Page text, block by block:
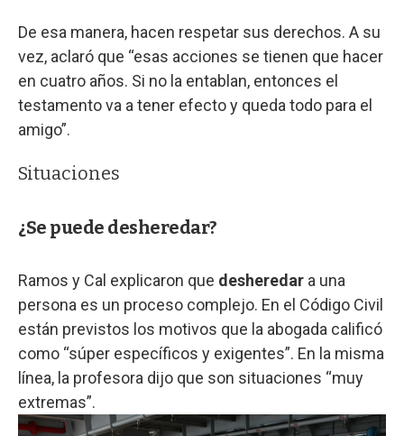
De esa manera, hacen respetar sus derechos. A su
vez, aclaró que “esas acciones se tienen que hacer
en cuatro años. Si no la entablan, entonces el
testamento va a tener efecto y queda todo para el
amigo”.
Situaciones
¿Se puede desheredar?
Ramos y Cal explicaron que desheredar a una
persona es un proceso complejo. En el Código Civil
están previstos los motivos que la abogada calificó
como “súper específicos y exigentes”. En la misma
línea, la profesora dijo que son situaciones “muy
extremas”.